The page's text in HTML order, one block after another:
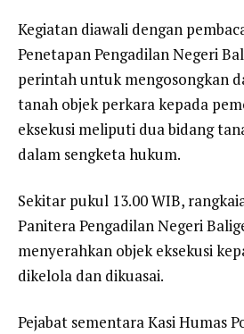
Kegiatan diawali dengan
Penetapan Pengadilan Negeri
perintah untuk mengosongkan
tanah objek perkara kepada
eksekusi meliputi dua bidang
dalam sengketa hukum.
Sekitar pukul 13.00 WIB,
Panitera Pengadilan Negeri
menyerahkan objek eksekusi
dikelola dan dikuasai.
Pejabat sementara Kasi Humas